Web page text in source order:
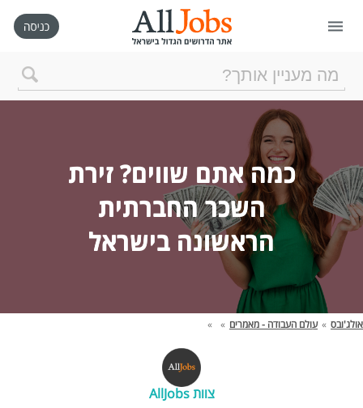
דף הבית
חיפוש חדש
ניהול החיפושים שלי
רכישת AllJobs VIP
כמה אתם שווים?
קורסים אונליין
כמה אתם שווים? זירת
השכר החברתית
הראשונה בישראל
אולג'ובס » עולם העבודה - מאמרים »
»
צוות AllJobs